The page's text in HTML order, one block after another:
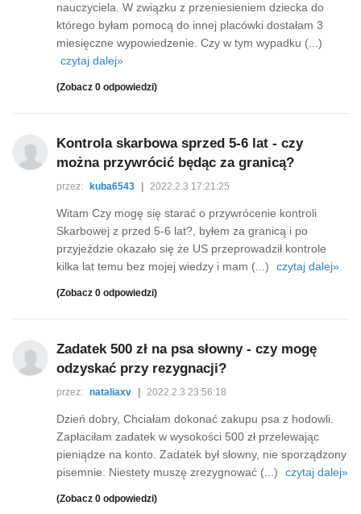
nauczyciela. W związku z przeniesieniem dziecka do
którego byłam pomocą do innej placówki dostałam 3
miesięczne wypowiedzenie. Czy w tym wypadku (...)
czytaj dalej»
(Zobacz 0 odpowiedzi)
Kontrola skarbowa sprzed 5-6 lat - czy
można przywrócić będąc za granicą?
przez: kuba6543 2022.2.3 17:21:25
Witam Czy mogę się starać o przywrócenie kontroli
Skarbowej z przed 5-6 lat?, byłem za granicą i po
przyjeździe okazało się że US przeprowadził kontrole
kilka lat temu bez mojej wiedzy i mam (...)
czytaj dalej»
(Zobacz 0 odpowiedzi)
Zadatek 500 zł na psa słowny - czy mogę
odzyskać przy rezygnacji?
przez: nataliaxv 2022.2.3 23:56:18
Dzień dobry, Chciałam dokonać zakupu psa z hodowli.
Zapłaciłam zadatek w wysokości 500 zł przelewając
pieniądze na konto. Zadatek był słowny, nie sporządzony
pisemnie. Niestety muszę zrezygnować (...)
czytaj dalej»
(Zobacz 0 odpowiedzi)